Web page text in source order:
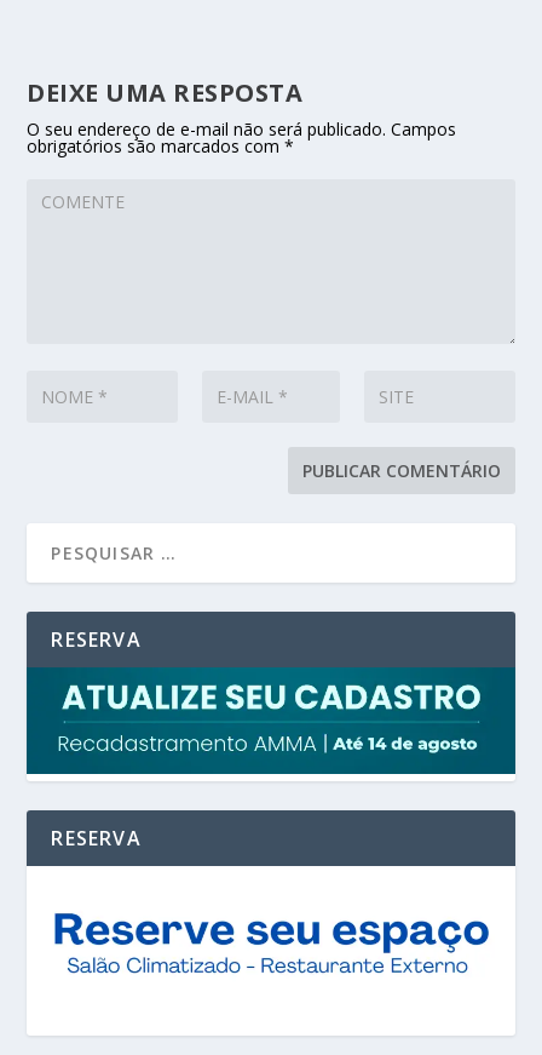
DEIXE UMA RESPOSTA
O seu endereço de e-mail não será publicado. Campos
obrigatórios são marcados com*
RESERVA
RESERVA